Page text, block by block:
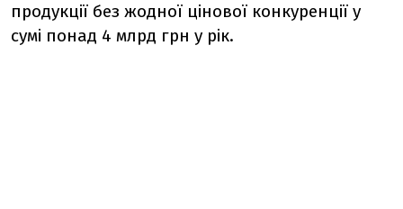
продукції без жодної цінової конкуренції у
сумі понад 4 млрд грн у рік.